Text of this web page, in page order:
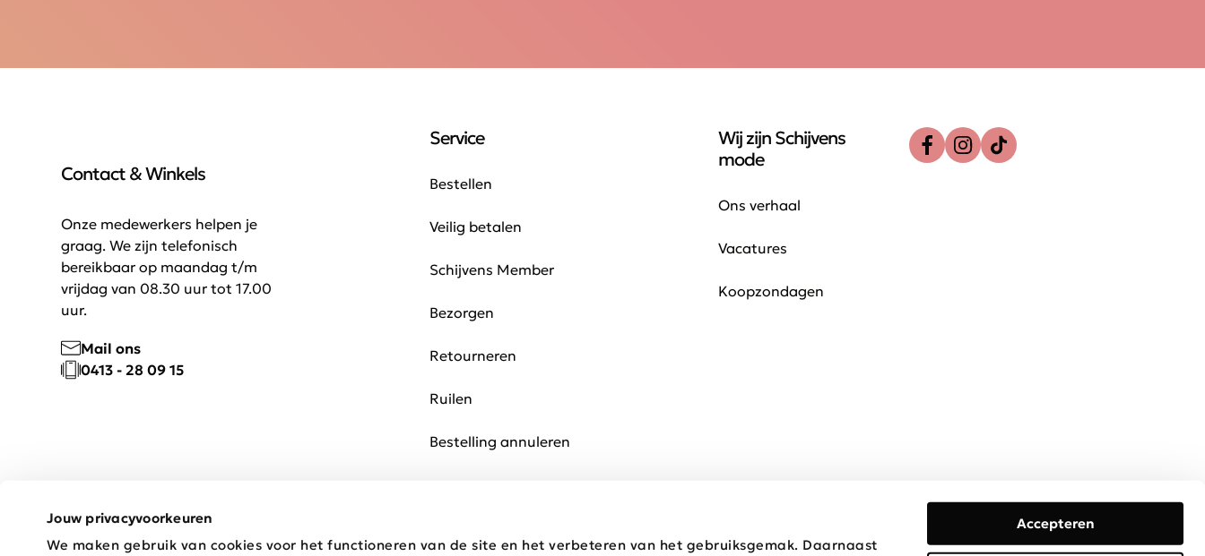
Jouw privacyvoorkeuren
We maken gebruik van cookies voor het functioneren van de site en het verbeteren van het gebruiksgemak. Daarnaast
Accepteren
Contact & Winkels
Onze medewerkers helpen je
graag. We zijn telefonisch
bereikbaar op maandag t/m
vrijdag van 08.30 uur tot 17.00
uur.
Mail ons
0413 - 28 09 15
Service
Bestellen
Veilig betalen
Schijvens Member
Bezorgen
Retourneren
Ruilen
Bestelling annuleren
Wij zijn Schijvens
mode
Ons verhaal
Vacatures
Koopzondagen